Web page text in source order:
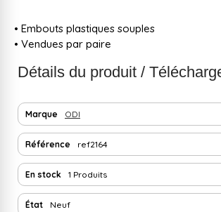
• Embouts plastiques souples
• Vendues par paire
Détails du produit /
Marque ODI
Référence ref2164
En stock 1 Produits
État Neuf